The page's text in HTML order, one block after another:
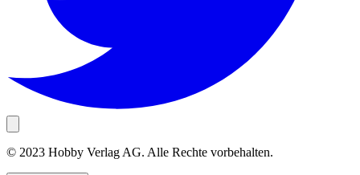
© 2023 Hobby Verlag AG. Alle Rechte vorbehalten.